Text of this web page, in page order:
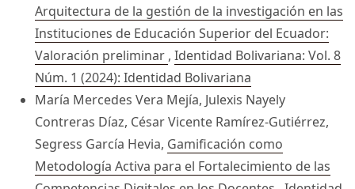
Arquitectura de la gestión de la investigación en las
Instituciones de Educación Superior del Ecuador:
Valoración preliminar , Identidad Bolivariana: Vol. 8
Núm. 1 (2024): Identidad Bolivariana
María Mercedes Vera Mejía, Julexis Nayely
Contreras Díaz, César Vicente Ramírez-Gutiérrez,
Segress García Hevia, Gamificación como
Metodología Activa para el Fortalecimiento de las